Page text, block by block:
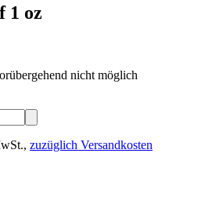
1 oz
nicht möglich
, zuzüglich Versandkosten